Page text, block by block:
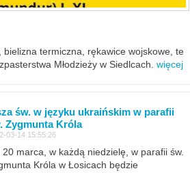
bielizna termiczna, rękawice wojskowe, te
Młodzieży w Siedlcach. więcej
św. w języku ukraińskim w parafii
Zygmunta Króla
03-14 15:55:26
20 marca, w każdą niedzielę, w parafii św.
Króla w Łosicach będzie